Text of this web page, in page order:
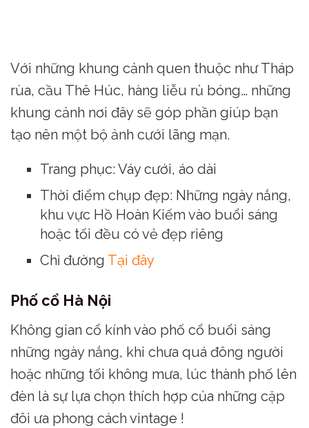
Với những khung cảnh quen thuộc như Tháp
rùa, cầu Thê Húc, hàng liễu rủ bóng… những
khung cảnh nơi đây sẽ góp phần giúp bạn
tạo nên một bộ ảnh cưới lãng mạn.
Trang phục: Váy cưới, áo dài
Thời điểm chụp đẹp: Những ngày nắng,
khu vực Hồ Hoàn Kiếm vào buổi sáng
hoặc tối đều có vẻ đẹp riêng
Chỉ đường Tại đây
Phố cổ Hà Nội
Không gian cổ kính vào phố cổ buổi sáng
những ngày nắng, khi chưa quá đông người
hoặc những tối không mưa, lúc thành phố lên
đèn là sự lựa chọn thích hợp của những cặp
đôi ưa phong cách vintage !